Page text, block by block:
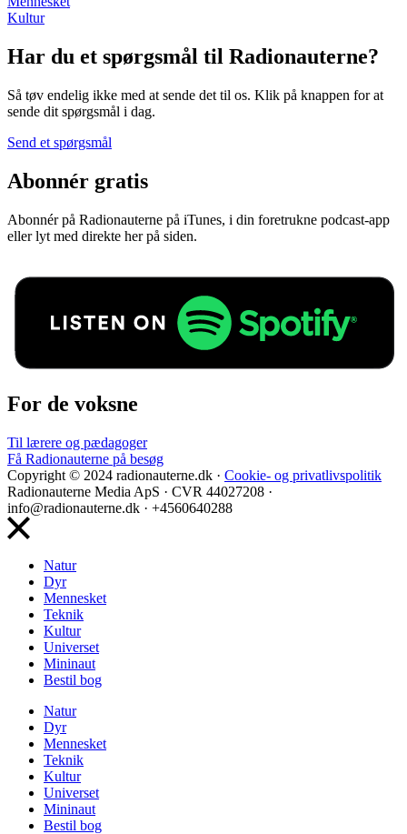
Kultur
Har du et spørgsmål til Radionauterne?
Så tøv endelig ikke med at sende det til os. Klik på knappen for at
sende dit spørgsmål i dag.
Send et spørgsmål
Abonnér gratis
Abonnér på Radionauterne på iTunes, i din foretrukne podcast-app
eller lyt med direkte her på siden.
For de voksne
Til lærere og pædagoger
Få Radionauterne på besøg
Copyright © 2024 radionauterne.dk · Cookie- og privatlivspolitik
Radionauterne Media ApS · CVR 44027208 ·
info@radionauterne.dk · +4560640288
Natur
Dyr
Mennesket
Teknik
Kultur
Universet
Mininaut
Bestil bog
Natur
Dyr
Mennesket
Teknik
Kultur
Universet
Mininaut
Bestil bog